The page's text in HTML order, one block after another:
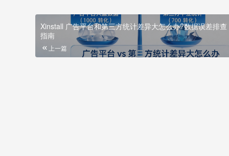
Xinstall 广告平台和第三方统计差异大怎么办?数据误差排查
指南
上一篇